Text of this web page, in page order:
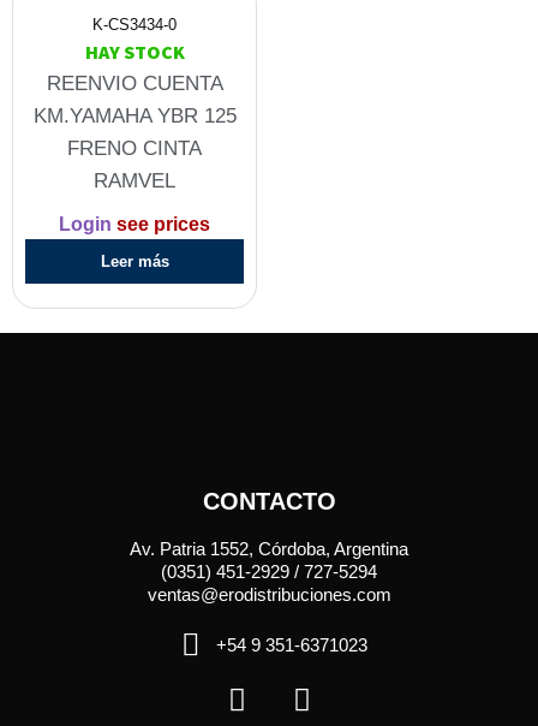
K-CS3434-0
HAY STOCK
REENVIO CUENTA
KM.YAMAHA YBR 125
FRENO CINTA
RAMVEL
Login see prices
Leer más
CONTACTO
Av. Patria 1552, Córdoba, Argentina
(0351) 451-2929 / 727-5294
ventas@erodistribuciones.com
+54 9 351-6371023